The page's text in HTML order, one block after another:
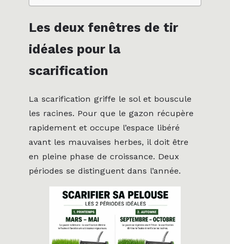
Les deux fenêtres de tir
idéales pour la
scarification
La scarification griffe le sol et bouscule
les racines. Pour que le gazon récupère
rapidement et occupe l’espace libéré
avant les mauvaises herbes, il doit être
en pleine phase de croissance. Deux
périodes se distinguent dans l’année.